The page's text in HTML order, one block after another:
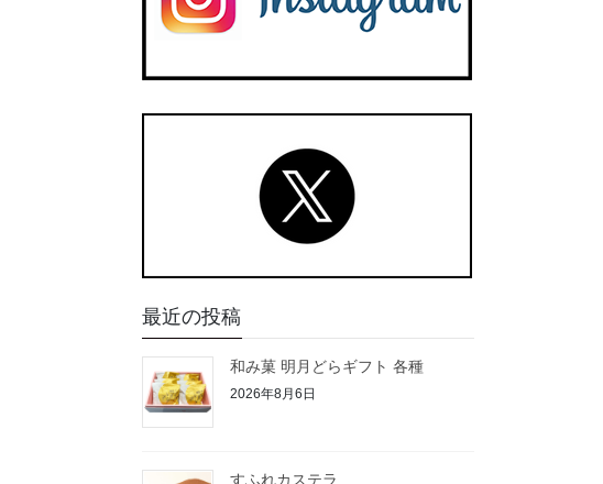
最近の投稿
和み菓 明月どらギフト 各種
2026年8月6日
すふれカステラ